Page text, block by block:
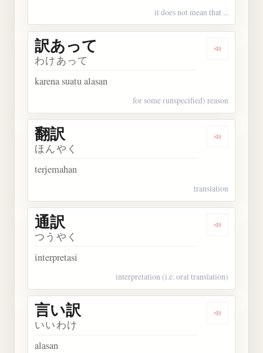
it does not mean that ...
Dengarkan
訳あって
わけあって
karena suatu alasan
for some (unspecified) reason
Dengarkan
翻訳
ほんやく
terjemahan
translation
Dengarkan
通訳
つうやく
interpretasi
interpretation (i.e. oral translation)
Dengarkan
言い訳
いいわけ
alasan